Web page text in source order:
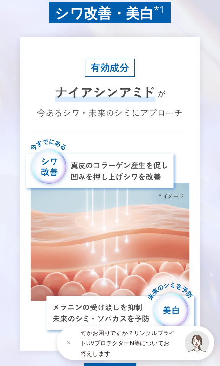
シワ改善・美白*1
何かお困りですか？リンクルブライ
トUVプロテクターN等についてお
答えします